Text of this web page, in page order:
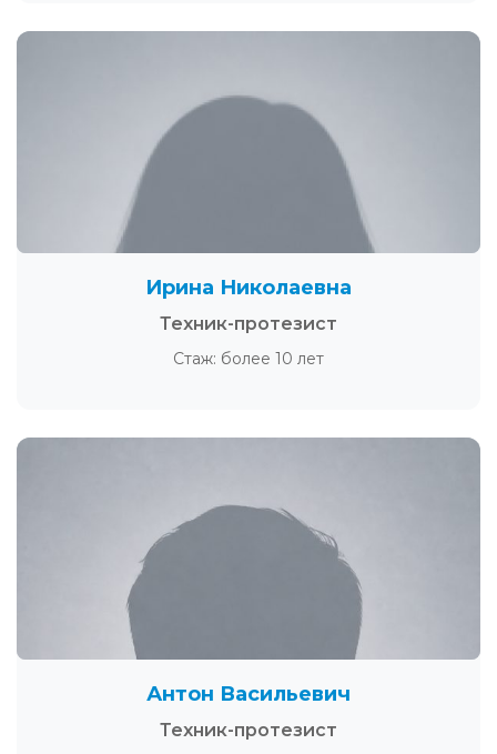
Ирина Николаевна
Техник-протезист
Стаж: более 10 лет
Антон Васильевич
Техник-протезист